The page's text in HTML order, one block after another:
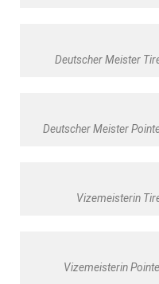
Deutscher Meister
Deutscher Meister
Vizemeisterin
Vizemeisterin